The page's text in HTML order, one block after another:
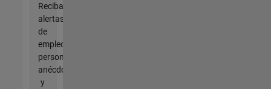
Reciba
alertas
de
empleo
personalizadas,
anécdotas
y